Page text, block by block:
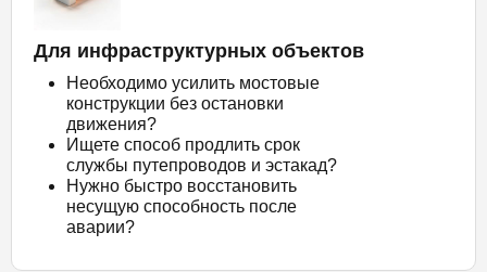
Для инфраструктурных объектов
Необходимо усилить мостовые
конструкции без остановки
движения?
Ищете способ продлить срок
службы путепроводов и эстакад?
Нужно быстро восстановить
несущую способность после
аварии?